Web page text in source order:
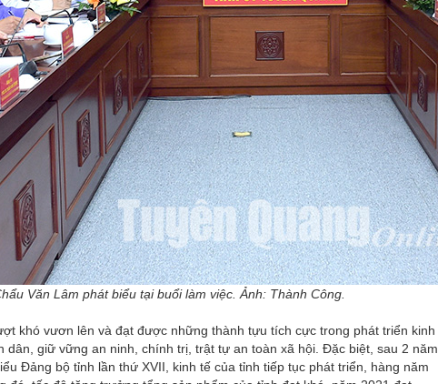
Văn Lâm phát biểu tại buổi làm việc. Ảnh: Thành Công.
khó vươn lên và đạt được những thành tựu tích cực trong phát triển kinh
dân, giữ vững an ninh, chính trị, trật tự an toàn xã hội. Đặc biệt, sau 2 năm
Đảng bộ tỉnh lần thứ XVII, kinh tế của tỉnh tiếp tục phát triển, hàng năm